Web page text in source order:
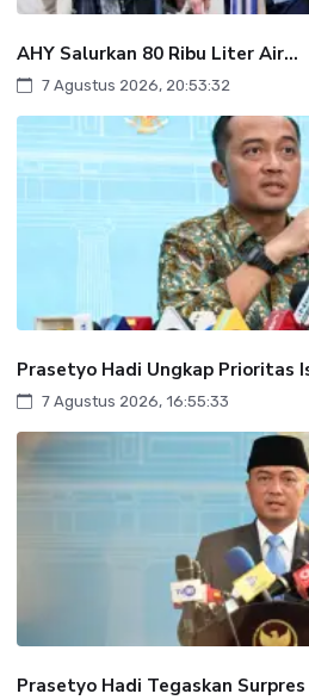
AHY Salurkan 80 Ribu Liter Air...
7 Agustus 2026, 20:53:32
Prasetyo Hadi Ungkap Prioritas
7 Agustus 2026, 16:55:33
Prasetyo Hadi Tegaskan